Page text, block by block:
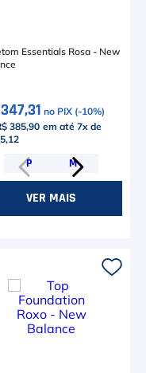
Essentials Rosa - New
no PIX (-10%)
385,90 em até 7x de
P M
VER MAIS